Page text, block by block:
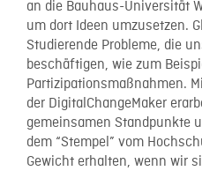
an die Bauhaus-Universität
um dort Ideen umzusetzen.
Studierende Probleme, die
beschäftigen, wie zum
Partizipationsmaßnahmen.
der DigitalChangeMaker
gemeinsamen Standpunkte
dem “Stempel” vom
Gewicht erhalten, wenn wir